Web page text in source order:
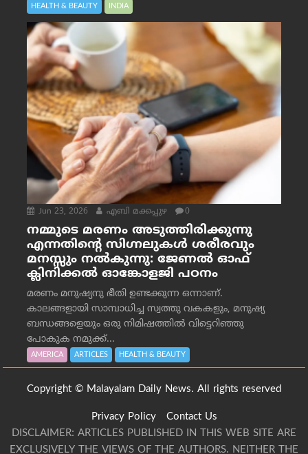
HEALTH & BEAUTY INDIA
Jun 23, 2026 എബി മക്കപ്പുഴ 0
നമ്മുടെ മരണം അടുത്തിരിക്കുന്നു
എന്നതിന്റെ സിഗ്നലുകൾ ശരീരവും
മനസ്സും നല്‍കുന്നു: ജേണല്‍ ഓഫ്
ക്ലിനിക്കല്‍ ഓങ്കോളജി പഠനം
മരണം മനുഷ്യനു ഭീതി ഉണ്ടക്കുന്ന ഒന്നാണ്.
കാലങ്ങളായി സാമ്പാധിച്ച സ്വത്തു വകകളും, മനുഷ്യ
ബന്ധങ്ങളെയും ഒരു നിമിഷത്തിൽ വിട്ടെറിഞ്ഞു
പോകുക നമുക്ക്...
AMERICA ARTICLES HEALTH & BEAUTY
Copyright © Malayalam Daily News. All rights reserved
Privacy Policy
Contact Us
DISCLAIMER: ARTICLES PUBLISHED IN THIS WEB SITE ARE
EXCLUSIVELY THE VIEWS OF THE AUTHORS. NEITHER THE